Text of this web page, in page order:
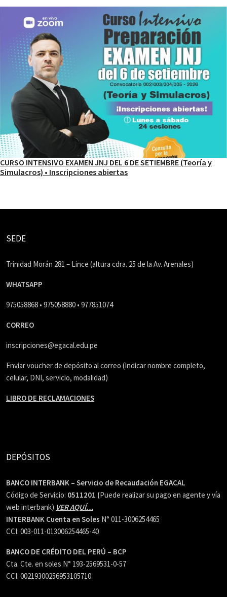
CURSO INTENSIVO EXAMEN JNJ DEL 6 DE SETIEMBRE (Teoría y
Simulacros) • Inscripciones abiertas
SEDE
Trinidad Morán 281 – Lince (altura cdra. 25 de la Av. Arenales)
WHATSAPP
975058868 • 975058880 • 977851074
CORREO
inscripciones@egacal.edu.pe
Enviar voucher de depósito al correo (Indicar nombre completo,
celular, DNI, servicio, modalidad)
LIBRO DE RECLAMACIONES
DEPÓSITOS
BANCO INTERBANK – Servicio de Recaudación EGACAL
Código de Servicio: 0511201 (Puede realizar su pago en agente y vía
web interbank) VER AQUÍ…
INTERBANK Cuenta en Soles N° 011-3006254465
CCI: 003-011-013006254465-40
BANCO DE CRÉDITO DEL PERÚ – BCP
Cta. Cte. en soles N° 193-2569531-0-57
CCI: 00219300256953105710